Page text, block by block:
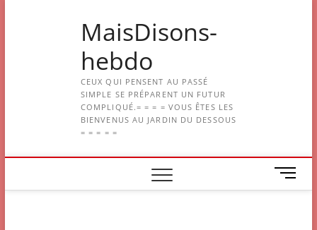
MaisDisons-
hebdo
CEUX QUI PENSENT AU PASSÉ
SIMPLE SE PRÉPARENT UN FUTUR
COMPLIQUÉ.= = = = VOUS ÊTES LES
BIENVENUS AU JARDIN DU DESSOUS
= = = = =
M
e